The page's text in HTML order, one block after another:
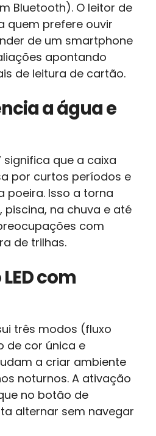
Bluetooth). O leitor de
quem prefere ouvir
de um smartphone
apontando
de leitura de cartão.
a água e
significa que a caixa
por curtos períodos e
poeira. Isso a torna
piscina, na chuva e até
com
de trilhas.
com
três modos (fluxo
de cor única e
a criar ambiente
noturnos. A ativação
no botão de
alternar sem navegar